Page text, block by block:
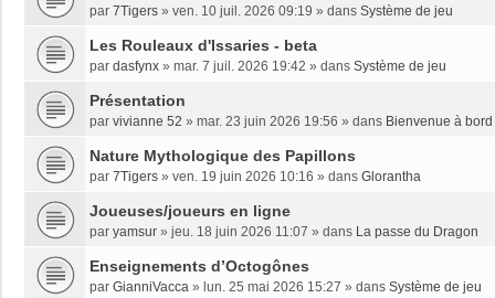
par 7Tigers » ven. 10 juil. 2026 09:19 » dans Système de jeu
Les Rouleaux d'Issaries - beta
par dasfynx » mar. 7 juil. 2026 19:42 » dans Système de jeu
Présentation
par vivianne 52 » mar. 23 juin 2026 19:56 » dans Bienvenue à bord
Nature Mythologique des Papillons
par 7Tigers » ven. 19 juin 2026 10:16 » dans Glorantha
Joueuses/joueurs en ligne
par yamsur » jeu. 18 juin 2026 11:07 » dans La passe du Dragon
Enseignements dʼOctogônes
par GianniVacca » lun. 25 mai 2026 15:27 » dans Système de jeu